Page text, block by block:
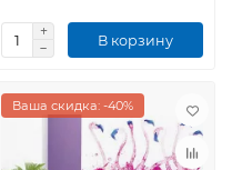
В корзину
Ваша скидка: -40%